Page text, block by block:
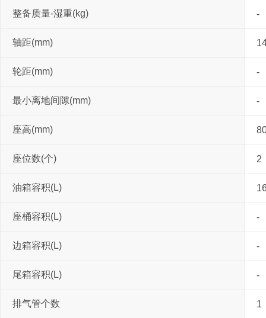
整备质量-湿重(kg) -
轴距(mm)
轮距(mm) -
最小离地间隙(mm) -
座高(mm)
座位数(个) 2
油箱容积(L)
座桶容积(L) -
边箱容积(L) -
尾箱容积(L) -
排气管个数 1